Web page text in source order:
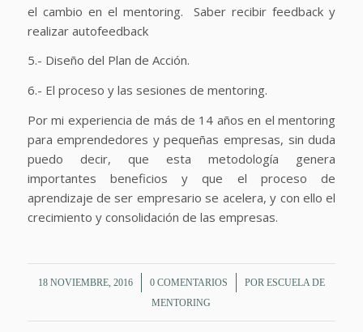
el cambio en el mentoring. Saber recibir feedback y
realizar autofeedback
5.- Diseño del Plan de Acción.
6.- El proceso y las sesiones de mentoring.
Por mi experiencia de más de 14 años en el mentoring
para emprendedores y pequeñas empresas, sin duda
puedo decir, que esta metodología genera
importantes beneficios y que el proceso de
aprendizaje de ser empresario se acelera, y con ello el
crecimiento y consolidación de las empresas.
18 NOVIEMBRE, 2016
/ 0 COMENTARIOS
/ POR ESCUELA DE
MENTORING